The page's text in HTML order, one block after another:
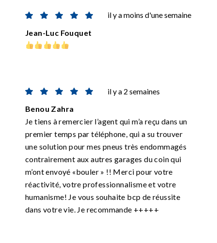
il y a moins d'une semaine
Jean-Luc Fouquet
il y a 2 semaines
Benou Zahra
Je tiens à remercier l’agent qui m’a reçu dans un
premier temps par téléphone, qui a su trouver
une solution pour mes pneus très endommagés
contrairement aux autres garages du coin qui
m’ont envoyé «bouler » !! Merci pour votre
réactivité, votre professionnalisme et votre
humanisme! Je vous souhaite bcp de réussite
dans votre vie. Je recommande +++++